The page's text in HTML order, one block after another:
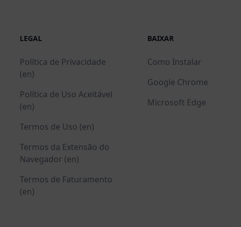
LEGAL
Política de Privacidade
(en)
Política de Uso Aceitável
(en)
Termos de Uso (en)
Termos da Extensão do
Navegador (en)
Termos de Faturamento
(en)
BAIXAR
Como Instalar
Google Chrome
Microsoft Edge